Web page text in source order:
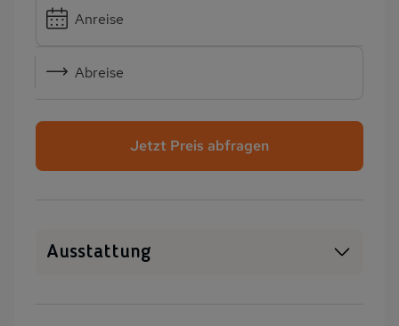
Anreise
Abreise
Jetzt Preis abfragen
Ausstattung